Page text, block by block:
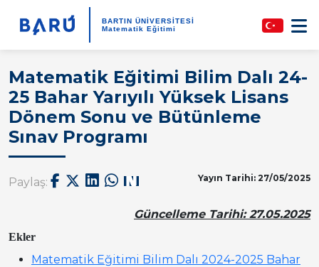
BARTIN ÜNİVERSİTESİ
Matematik Eğitimi
Matematik Eğitimi Bilim Dalı 24-
25 Bahar Yarıyılı Yüksek Lisans
Dönem Sonu ve Bütünleme
Sınav Programı
Paylaş: Yayın Tarihi: 27/05/2025
Güncelleme Tarihi: 27.05.2025
Ekler
Matematik Eğitimi Bilim Dalı 2024-2025 Bahar